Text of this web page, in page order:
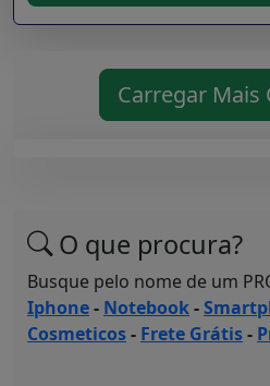
Carregar Mais
O que procura?
Busque pelo nome de um
Iphone- Notebook-
Cosmeticos- Frete Grátis-